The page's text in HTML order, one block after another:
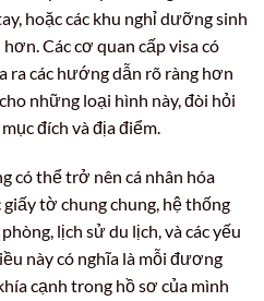
hoặc các khu nghỉ dưỡng sinh
Các cơ quan cấp visa có
ra các hướng dẫn rõ ràng hơn
những loại hình này, đòi hỏi
đích và địa điểm.
có thể trở nên cá nhân hóa
tờ chung chung, hệ thống
lịch sử du lịch, và các yếu
này có nghĩa là mỗi đương
cạnh trong hồ sơ của mình